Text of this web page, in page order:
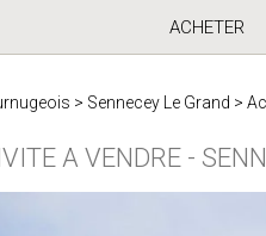
ACHETER
> Sennecey Le Grand >
A VENDRE -